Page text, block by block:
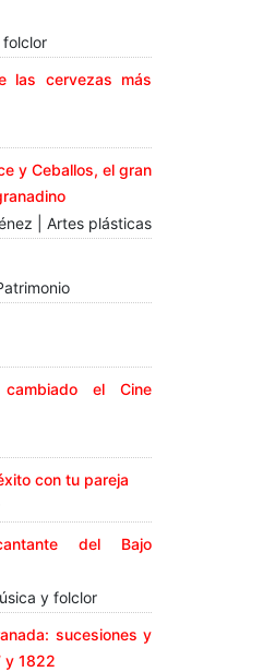
folclor
las cervezas más
y Ceballos, el gran
| Artes plásticas
el Cine
con tu pareja
del Bajo
y folclor
sucesiones y
y 1822